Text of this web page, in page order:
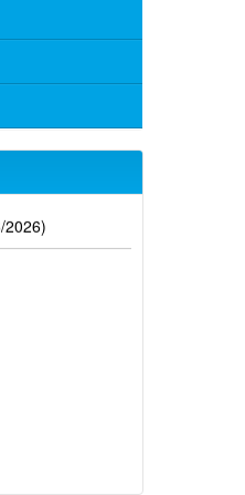
PHÁP LUẬT”
CẤP, PHÂN
VI QUẢN LÝ CỦA